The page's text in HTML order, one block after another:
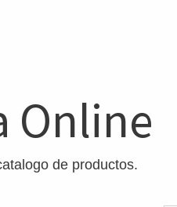
Online
de productos.